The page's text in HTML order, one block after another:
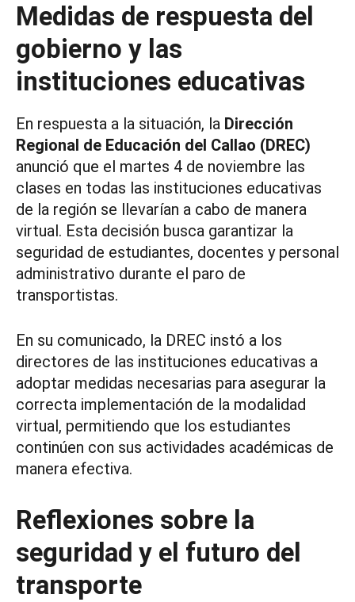
Medidas de respuesta del
gobierno y las
instituciones educativas
En respuesta a la situación, la Dirección
Regional de Educación del Callao (DREC)
anunció que el martes 4 de noviembre las
clases en todas las instituciones educativas
de la región se llevarían a cabo de manera
virtual. Esta decisión busca garantizar la
seguridad de estudiantes, docentes y personal
administrativo durante el paro de
transportistas.
En su comunicado, la DREC instó a los
directores de las instituciones educativas a
adoptar medidas necesarias para asegurar la
correcta implementación de la modalidad
virtual, permitiendo que los estudiantes
continúen con sus actividades académicas de
manera efectiva.
Reflexiones sobre la
seguridad y el futuro del
transporte